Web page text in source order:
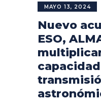
MAYO 13, 2024
Nuevo
ESO,